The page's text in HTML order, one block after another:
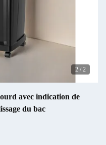
2 / 2
avec indication de
du bac